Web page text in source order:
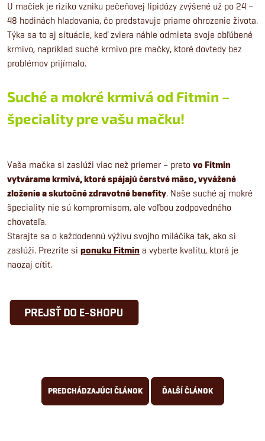
U mačiek je riziko vzniku pečeňovej lipidózy zvýšené už po 24 –
48 hodinách hladovania, čo predstavuje priame ohrozenie života.
Týka sa to aj situácie, keď zviera náhle odmieta svoje obľúbené
krmivo, napríklad suché krmivo pre mačky, ktoré dovtedy bez
problémov prijímalo.
Suché a mokré krmivá od Fitmin –
špeciality pre vašu mačku!
Vaša mačka si zaslúži viac než priemer – preto vo Fitmin
vytvárame krmivá, ktoré spájajú čerstvé mäso, vyvážené
zloženie a skutočné zdravotné benefity. Naše suché aj mokré
špeciality nie sú kompromisom, ale voľbou zodpovedného
chovateľa.
Starajte sa o každodennú výživu svojho miláčika tak, ako si
zaslúži. Prezrite si ponuku Fitmin a vyberte kvalitu, ktorá je
naozaj cítiť.
PREDCHÁDZAJÚCI ČLÁNOK ĎALŠÍ ČLÁNOK